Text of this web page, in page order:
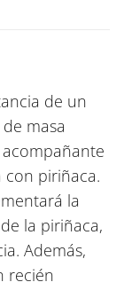
de un
masa
piriñaca.
la
la piriñaca,
Además,
recién